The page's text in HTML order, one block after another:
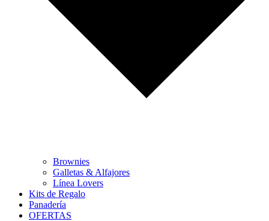
Brownies
Galletas & Alfajores
Línea Lovers
Kits de Regalo
Panadería
OFERTAS